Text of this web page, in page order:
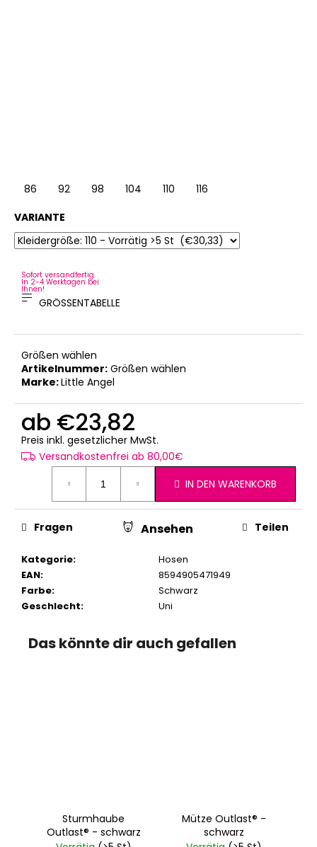
86 92 98 104 110 116
VARIANTE
Sofort versandfertig.
In 2-4 Werktagen bei
Ihnen!
GRÖSSENTABELLE
Größen wählen
Artikelnummer: Größen wählen
Marke:Little Angel
ab €23,82
Preis inkl. gesetzlicher MwSt.
Versandkostenfrei ab 80,00€
IN DEN WARENKORB
Kategorie:
Hosen
EAN:
8594905471949
Farbe:
Schwarz
Geschlecht: Uni
Fragen Ansehen Teilen
Das könnte dir auch gefallen
Sturmhaube
Outlast® - schwarz
Mütze Outlast® -
schwarz